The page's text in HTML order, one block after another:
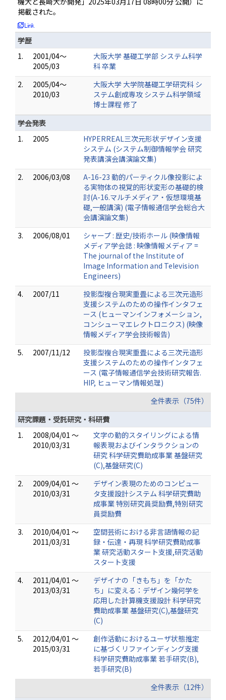
掲載された。
学歴
1.
2001/04～
2005/03
大阪大学 基礎工学部 システム科学
科 卒業
2.
2005/04～
2010/03
大阪大学 大学院基礎工学研究科 シ
ステム創成専攻 システム科学領域
博士課程 修了
学会発表
1.
2005
HYPERREAL三次元形状デザイン支援
システム (システム制御情報学会 研究
発表講演会講演論文集)
2.
2006/03/08
A-16-23 動的パーティクル像投影によ
る実物体の視覚的形状変形の基礎的検
討(A-16.マルチメディア・仮想環境基
礎,一般講演) (電子情報通信学会総合大
会講演論文集)
3.
2006/08/01
シャープ : 歴史/技術ホール (映像情報
メディア学会誌 : 映像情報メディア =
The journal of the Institute of
Image Information and Television
Engineers)
4.
2007/11
投影型複合現実重畳による三次元造形
支援システムのための操作インタフェ
ース (ヒューマンインフォメーション,
コンシューマエレクトロニクス) (映像
情報メディア学会技術報告)
5.
2007/11/12
投影型複合現実重畳による三次元造形
支援システムのための操作インタフェ
ース (電子情報通信学会技術研究報告.
HIP, ヒューマン情報処理)
全件表示（75件）
研究課題・受託研究・科研費
1.
2008/04/01 ～
2010/03/31
文字の動的スタイリングによる情
報表現およびインタラクションの
研究 科学研究費助成事業 基盤研究
(C),基盤研究(C)
2.
2009/04/01 ～
2010/03/31
デザイン表現のためのコンピュー
タ支援設計システム 科学研究費助
成事業 特別研究員奨励費,特別研究
員奨励費
3.
2010/04/01 ～
2011/03/31
空間芸術における非言語情報の記
録・伝達・再現 科学研究費助成事
業 研究活動スタート支援,研究活動
スタート支援
4.
2011/04/01 ～
2013/03/31
デザイナの「きもち」を「かた
ち」に変える：デザイン幾何学を
応用した計算機支援設計 科学研究
費助成事業 基盤研究(C),基盤研究
(C)
5.
2012/04/01 ～
2015/03/31
創作活動におけるユーザ状態推定
に基づくリファインディング支援
科学研究費助成事業 若手研究(B),
若手研究(B)
全件表示（12件）